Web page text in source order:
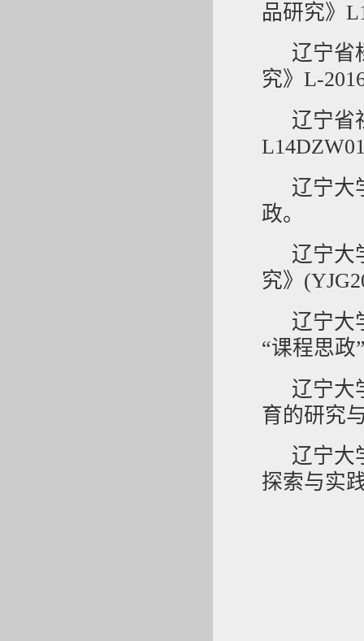
品研究》
辽宁省
究》L-
辽宁省
辽宁大
政。
辽宁大
究》
辽宁大
“课程思政
辽宁大
育的研究
辽宁大
探索与实